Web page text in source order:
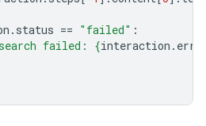
. status == "failed" :
failed: {interaction .